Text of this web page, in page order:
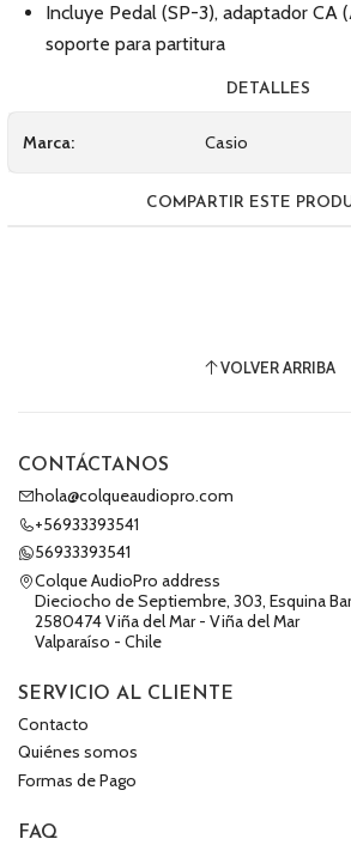
Incluye Pedal (SP-3), adaptador CA
soporte para partitura
DETALLES
Marca: Casio
COMPARTIR ESTE
VOLVER ARRIBA
CONTÁCTANOS
hola@colqueaudiopro.com
+56933393541
56933393541
Colque AudioPro address
Dieciocho de Septiembre, 303, Esquina
2580474 Viña del Mar - Viña del Mar
Valparaíso - Chile
SERVICIO AL CLIENTE
Contacto
Quiénes somos
Formas de Pago
FAQ